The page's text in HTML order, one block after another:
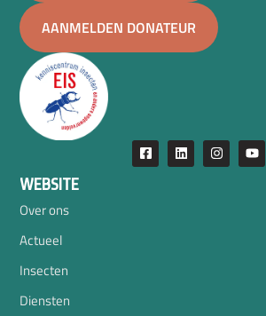
AANMELDEN DONATEUR
WEBSITE
Over ons
Actueel
Insecten
Diensten